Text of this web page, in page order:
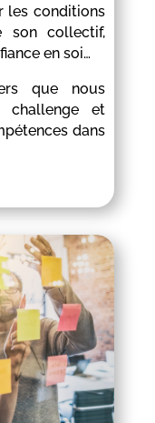
les conditions
collectif,
en soi…
que nous
et
dans